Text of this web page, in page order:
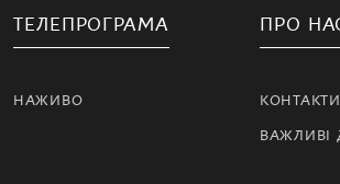
ТЕЛЕПРОГРАМА
НАЖИВО
ПРО
КОНТАКТИ
ВАЖЛИВІ